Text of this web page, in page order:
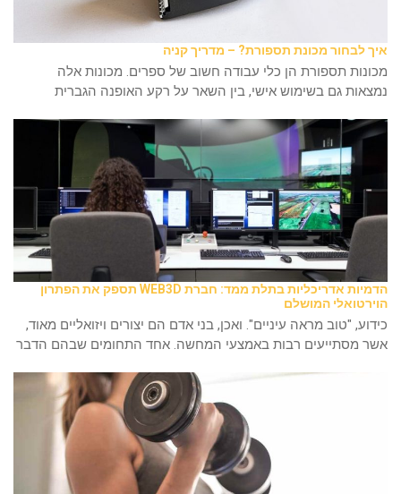
איך לבחור מכונת תספורת? – מדריך קניה
מכונות תספורת הן כלי עבודה חשוב של ספרים. מכונות אלה
נמצאות גם בשימוש אישי, בין השאר על רקע האופנה הגברית
הדמיות אדריכליות בתלת ממד: חברת WEB3D תספק את הפתרון
הוירטואלי המושלם
כידוע, "טוב מראה עיניים". ואכן, בני אדם הם יצורים ויזואליים מאוד,
אשר מסתייעים רבות באמצעי המחשה. אחד התחומים שבהם הדבר